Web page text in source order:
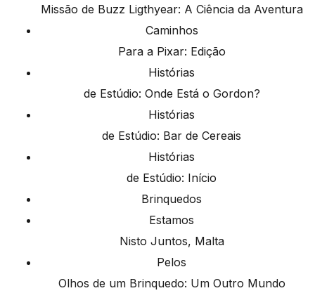
Missão de Buzz Ligthyear: A Ciência da Aventura
Caminhos
Para a Pixar: Edição
Histórias
de Estúdio: Onde Está o Gordon?
Histórias
de Estúdio: Bar de Cereais
Histórias
de Estúdio: Início
Brinquedos
Estamos
Nisto Juntos, Malta
Pelos
Olhos de um Brinquedo: Um Outro Mundo